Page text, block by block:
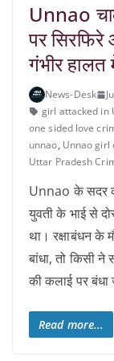
Unnao
पर
गंभीर हालत
News-Desk
girl attacked in
one sided love
unnao, Unnao girl
Uttar Pradesh
Unnao के सदर
युवती के भाई से
था। रक्षाबंधन के
बांधा, तो किसी ने
की कलाई पर बंधा
Read more...